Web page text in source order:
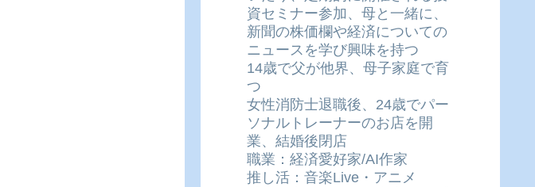
資セミナー参加、母と一緒に、
新聞の株価欄や経済についての
ニュースを学び興味を持つ
14歳で父が他界、母子家庭で育
つ
女性消防士退職後、24歳でパー
ソナルトレーナーのお店を開
業、結婚後閉店
職業：経済愛好家/AI作家
推し活：音楽Live・アニメ